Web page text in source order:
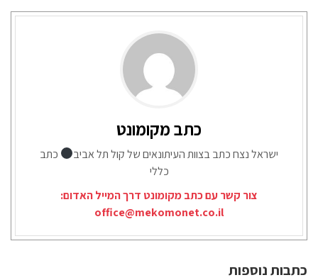
כתב מקומונט
ישראל נצח כתב בצוות העיתונאים של קול תל אביב
כתב
כללי
צור קשר עם כתב מקומונט דרך המייל האדום:
office@mekomonet.co.il
כתבות נוספות